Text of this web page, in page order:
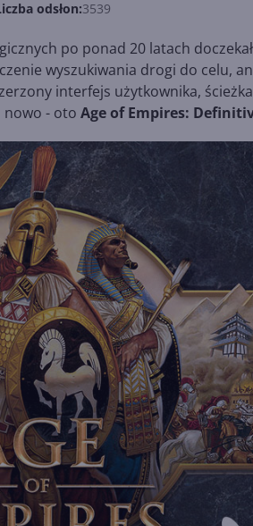
odsłon:3539
po ponad 20 latach
wyszukiwania drogi do celu,
interfejs użytkownika,
nowo - oto Age of Empires: